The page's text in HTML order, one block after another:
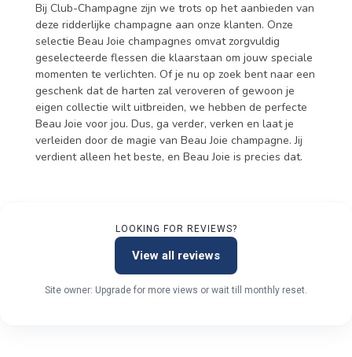
Bij Club-Champagne zijn we trots op het aanbieden van
deze ridderlijke champagne aan onze klanten. Onze
selectie Beau Joie champagnes omvat zorgvuldig
geselecteerde flessen die klaarstaan om jouw speciale
momenten te verlichten. Of je nu op zoek bent naar een
geschenk dat de harten zal veroveren of gewoon je
eigen collectie wilt uitbreiden, we hebben de perfecte
Beau Joie voor jou. Dus, ga verder, verken en laat je
verleiden door de magie van Beau Joie champagne. Jij
verdient alleen het beste, en Beau Joie is precies dat.
LOOKING FOR REVIEWS?
View all reviews
Site owner: Upgrade for more views or wait till monthly reset.